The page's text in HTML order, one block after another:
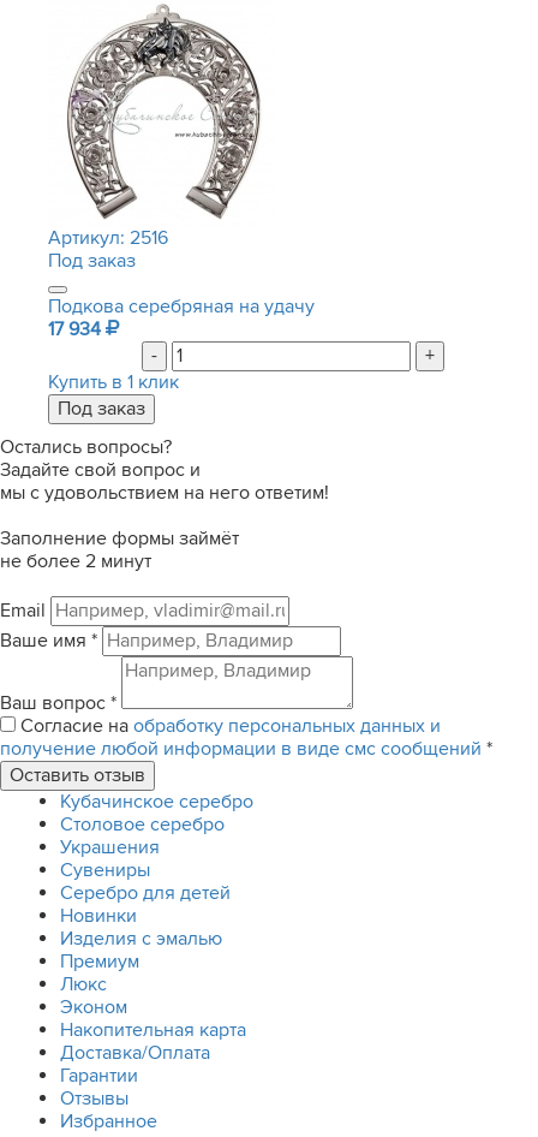
Артикул: 2516
Под заказ
Подкова серебряная на удачу
17 934
-
+
Купить в 1 клик
Остались вопросы?
Задайте свой вопрос и
мы с удовольствием на него ответим!
Заполнение формы займёт
не более 2 минут
Email
Ваше имя *
Ваш вопрос *
Согласие на обработку персональных данных и
получение любой информации в виде смс сообщений *
Кубачинское серебро
Столовое серебро
Украшения
Сувениры
Серебро для детей
Новинки
Изделия с эмалью
Премиум
Люкс
Эконом
Накопительная карта
Доставка/Оплата
Гарантии
Отзывы
Избранное